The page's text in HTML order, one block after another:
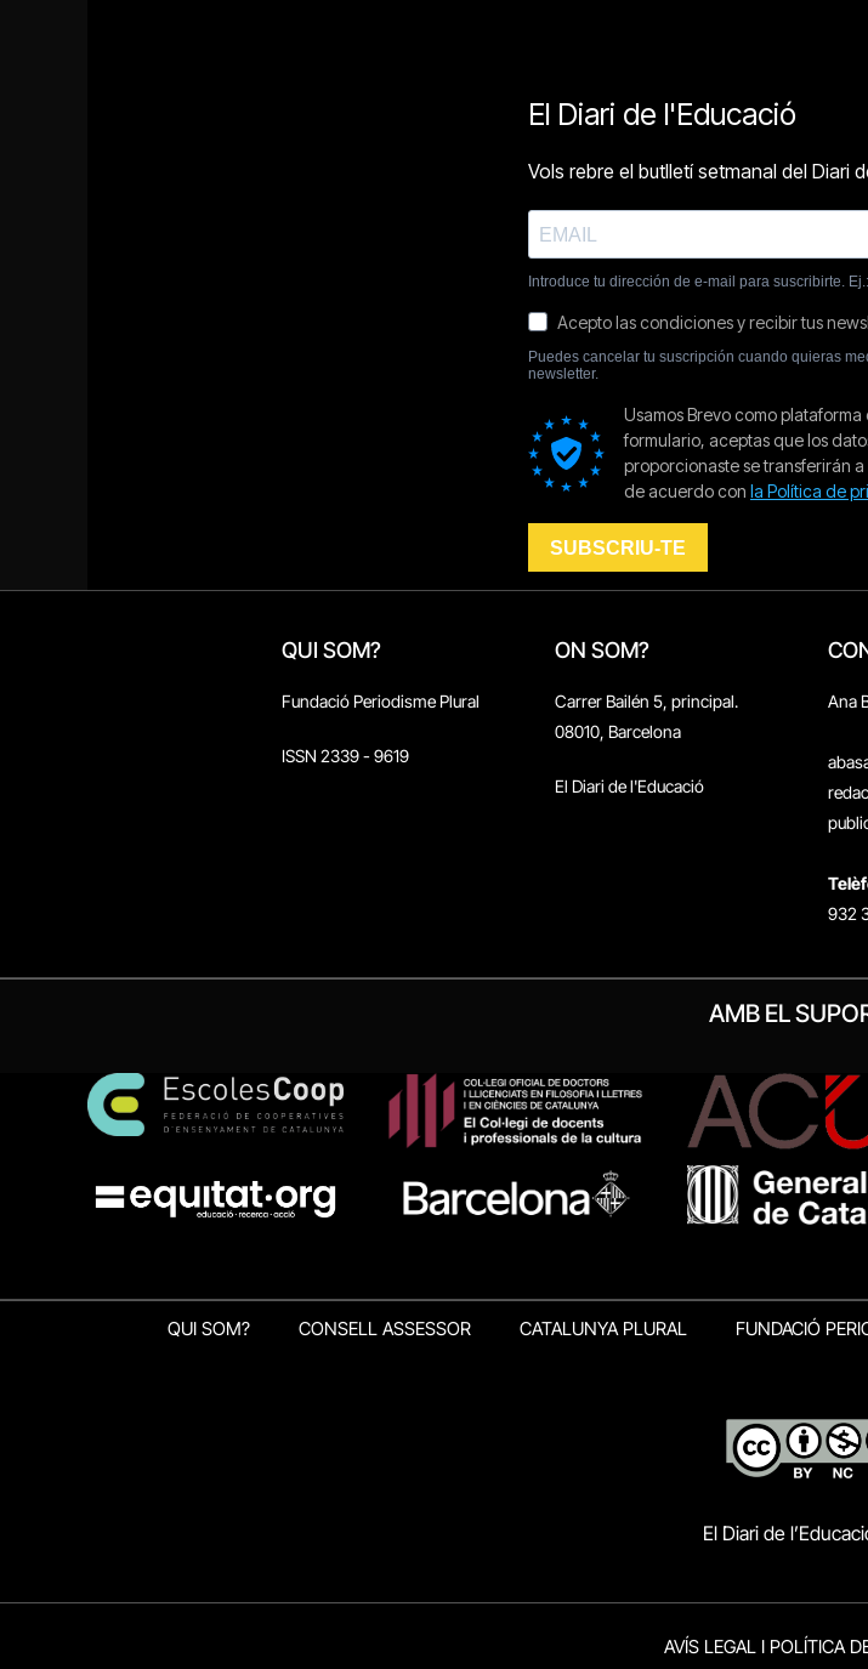
QUI SOM?
Fundació Periodisme Plural
ISSN 2339 - 9619
ON SOM?
Carrer Bailén 5, principal.
08010, Barcelona
El Diari de l'Educació
Ana
932
AMB EL
QUI SOM? CONSELL ASSESSOR CATALUNYA PLURAL FUNDACIÓ
El Diari de
AVÍS LEGAL I POLÍTICA